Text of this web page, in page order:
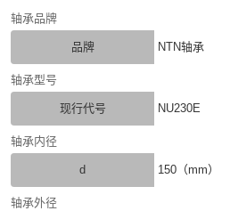
轴承品牌
品牌 NTN轴承
轴承型号
现行代号 NU230E
轴承内径
d 150（mm）
轴承外径